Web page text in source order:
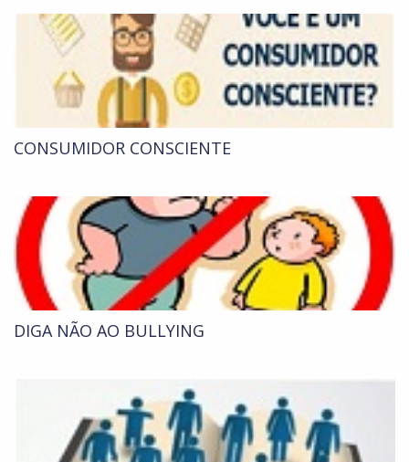
CONSUMIDOR CONSCIENTE
DIGA NÃO AO BULLYING